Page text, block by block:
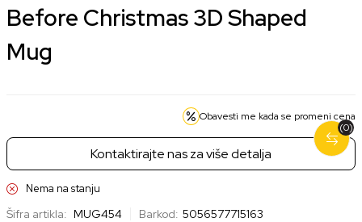
Before Christmas 3D Shaped
Mug
Obavesti me kada se promeni cena
Kontaktirajte nas za više detalja
Nema na stanju
Šifra artikla: MUG454 Barkod: 5056577715163
(0)